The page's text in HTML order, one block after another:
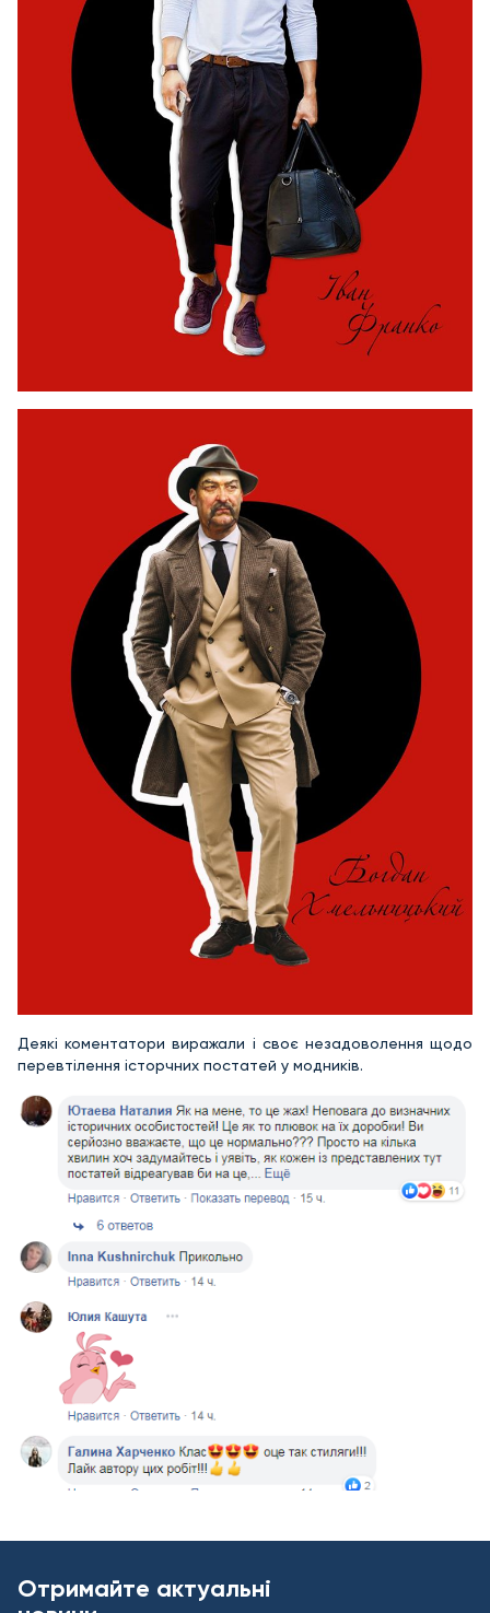
Деякі коментатори виражали і своє незадоволення щодо
перевтілення історчних постатей у модників.
Отримайте актуальні